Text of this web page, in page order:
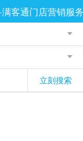
客通门店营销服
立刻搜索